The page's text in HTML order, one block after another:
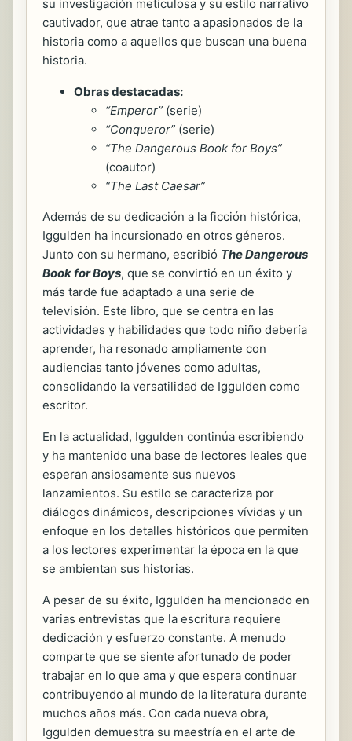
su investigación meticulosa y su estilo narrativo
cautivador, que atrae tanto a apasionados de la
historia como a aquellos que buscan una buena
historia.
Obras destacadas:
“Emperor” (serie)
“Conqueror” (serie)
“The Dangerous Book for Boys”
(coautor)
“The Last Caesar”
Además de su dedicación a la ficción histórica,
Iggulden ha incursionado en otros géneros.
Junto con su hermano, escribió The Dangerous
Book for Boys, que se convirtió en un éxito y
más tarde fue adaptado a una serie de
televisión. Este libro, que se centra en las
actividades y habilidades que todo niño debería
aprender, ha resonado ampliamente con
audiencias tanto jóvenes como adultas,
consolidando la versatilidad de Iggulden como
escritor.
En la actualidad, Iggulden continúa escribiendo
y ha mantenido una base de lectores leales que
esperan ansiosamente sus nuevos
lanzamientos. Su estilo se caracteriza por
diálogos dinámicos, descripciones vívidas y un
enfoque en los detalles históricos que permiten
a los lectores experimentar la época en la que
se ambientan sus historias.
A pesar de su éxito, Iggulden ha mencionado en
varias entrevistas que la escritura requiere
dedicación y esfuerzo constante. A menudo
comparte que se siente afortunado de poder
trabajar en lo que ama y que espera continuar
contribuyendo al mundo de la literatura durante
muchos años más. Con cada nueva obra,
Iggulden demuestra su maestría en el arte de